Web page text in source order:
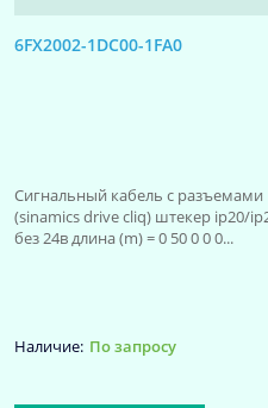
6FX2002-1DC00-1FA0
Сигнальный кабель с разъемами
(sinamics drive cliq) штекер ip20/
без 24в длина (m) = 0 50 0 0 0...
По запросу